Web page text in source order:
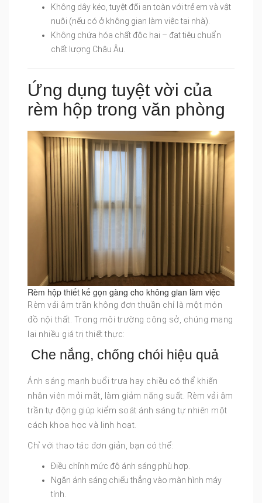
Không dây kéo, tuyệt đối an toàn với trẻ em và vật
nuôi (nếu có ở không gian làm việc tại nhà).
Không chứa hóa chất độc hại – đạt tiêu chuẩn
chất lượng Châu Âu.
Ứng dụng tuyệt vời của
rèm hộp trong văn phòng
Rèm hộp thiết kế gọn gàng cho không gian làm việc
Rèm vải âm trần không đơn thuần chỉ là một món
đồ nội thất. Trong môi trường công sở, chúng mang
lại nhiều giá trị thiết thực:
Che nắng, chống chói hiệu quả
Ánh sáng mạnh buổi trưa hay chiều có thể khiến
nhân viên mỏi mắt, làm giảm năng suất. Rèm vải âm
trần tự động giúp kiểm soát ánh sáng tự nhiên một
cách khoa học và linh hoạt.
Chỉ với thao tác đơn giản, bạn có thể:
Điều chỉnh mức độ ánh sáng phù hợp.
Ngăn ánh sáng chiếu thẳng vào màn hình máy
tính.